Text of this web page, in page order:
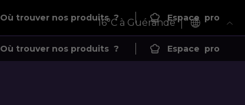
Où trouver nos produits? Espace pro
16°C à Guérande
Où trouver nos produits ? Espace pro